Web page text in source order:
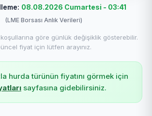
08.08.2026 Cumartesi - 03:41
(LME Borsası Anlık Verileri)
göre günlük değişiklik gösterebilir.
fiyat için lütfen arayınız.
hurda türünün fiyatını görmek için
sayfasına gidebilirsiniz.